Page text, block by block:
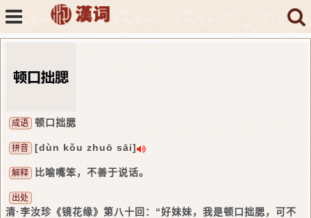
成语 顿口拙腮
拼音 [dùn kǒu zhuō sāi]
解释 比喻嘴笨，不善于说话。
出处
清·李汝珍《镜花缘》第八十回：“好妹妹，我是顿口拙腮，可不